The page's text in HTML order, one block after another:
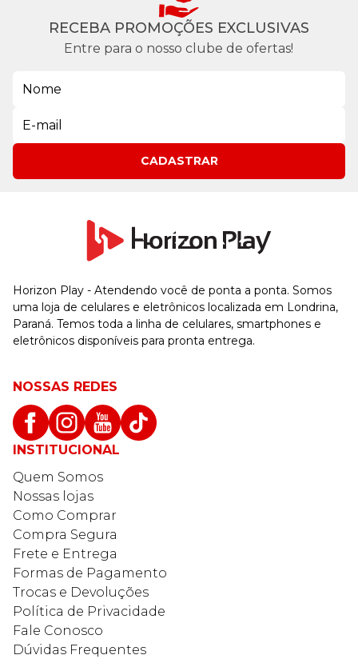
RECEBA PROMOÇÕES EXCLUSIVAS
Entre para o nosso clube de ofertas!
CADASTRAR
Horizon Play - Atendendo você de ponta a ponta. Somos
uma loja de celulares e eletrônicos localizada em Londrina,
Paraná. Temos toda a linha de celulares, smartphones e
eletrônicos disponíveis para pronta entrega.
NOSSAS REDES
INSTITUCIONAL
Quem Somos
Nossas lojas
Como Comprar
Compra Segura
Frete e Entrega
Formas de Pagamento
Trocas e Devoluções
Política de Privacidade
Fale Conosco
Dúvidas Frequentes